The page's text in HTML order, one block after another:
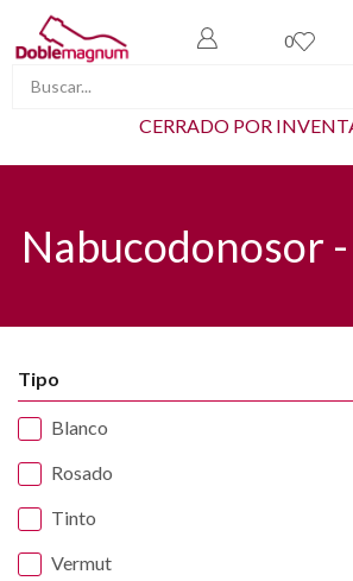
0
CERRADO POR
Nabucodonosor
Tipo
Blanco
Rosado
Tinto
Vermut